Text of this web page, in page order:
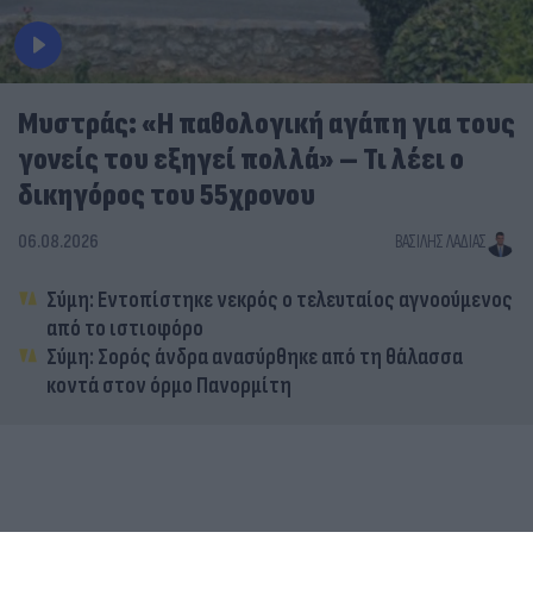
Μυστράς: «Η παθολογική αγάπη για τους
γονείς του εξηγεί πολλά» – Τι λέει ο
δικηγόρος του 55χρονου
06.08.2026 ΒΑΣΊΛΗΣ ΛΑΔΙΆΣ
Σύμη: Εντοπίστηκε νεκρός ο τελευταίος αγνοούμενος
από το ιστιοφόρο
Σύμη: Σορός άνδρα ανασύρθηκε από τη θάλασσα
κοντά στον όρμο Πανορμίτη